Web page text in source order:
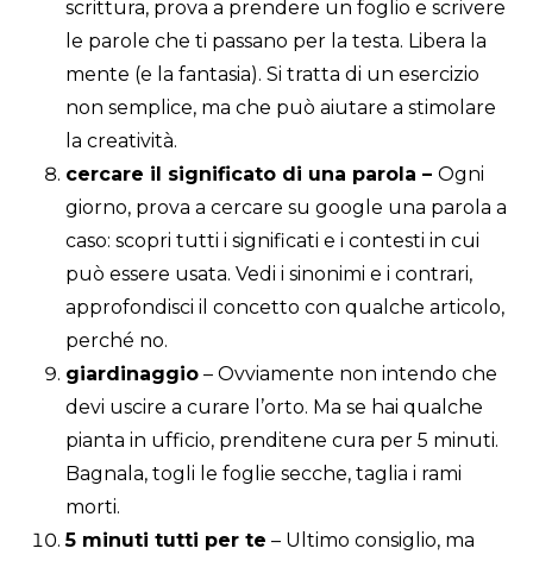
scrittura, prova a prendere un foglio e scrivere
le parole che ti passano per la testa. Libera la
mente (e la fantasia). Si tratta di un esercizio
non semplice, ma che può aiutare a stimolare
la creatività.
cercare il significato di una parola – Ogni
giorno, prova a cercare su google una parola a
caso: scopri tutti i significati e i contesti in cui
può essere usata. Vedi i sinonimi e i contrari,
approfondisci il concetto con qualche articolo,
perché no.
giardinaggio – Ovviamente non intendo che
devi uscire a curare l’orto. Ma se hai qualche
pianta in ufficio, prenditene cura per 5 minuti.
Bagnala, togli le foglie secche, taglia i rami
morti.
5 minuti tutti per te – Ultimo consiglio, ma